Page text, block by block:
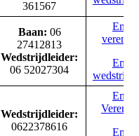
361567
Baan: 06
27412813
Wedstrijdleider:
06 52027304
Email
Email
Wedstrijdleider:
0622378616
Email
Email